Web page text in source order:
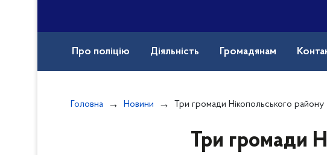
Про поліцію Діяльність Громадянам
Головна Новини Три громади Нікопольського району атаковані дронами та артилерією рф: поліцейські
Три громади